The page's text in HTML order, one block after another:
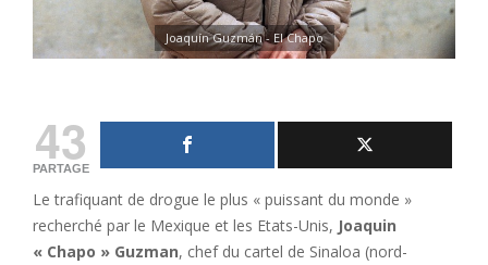
Joaquín Guzmán - El Chapo
43
PARTAGE
Le trafiquant de drogue le plus « puissant du monde »
recherché par le Mexique et les Etats-Unis, Joaquin
« Chapo » Guzman, chef du cartel de Sinaloa (nord-